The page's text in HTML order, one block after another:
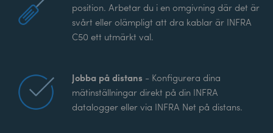
position. Arbetar du i en omgivning där det är
svårt eller olämpligt att dra kablar är INFRA
C50 ett utmärkt val.
Jobba på distans - Konfigurera dina
mätinställningar direkt på din INFRA
datalogger eller via INFRA Net på distans.